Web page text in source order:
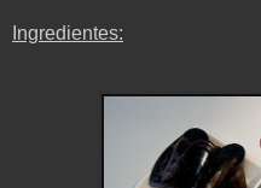
Ingredientes: